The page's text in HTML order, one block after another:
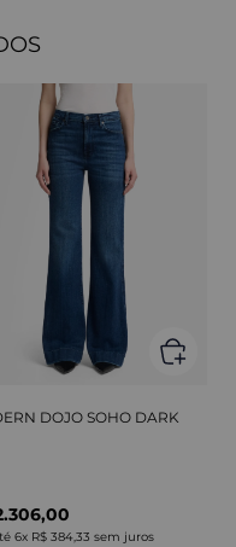
DOJO SOHO DARK
6x R$ 384,33 sem juros